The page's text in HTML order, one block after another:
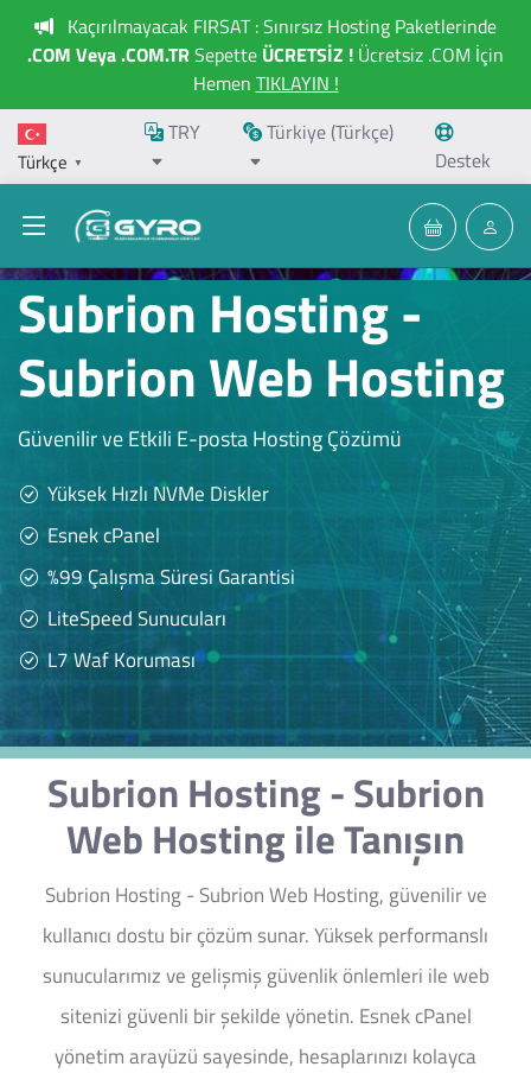
Kaçırılmayacak FIRSAT : Sınırsız Hosting Paketlerinde
.COM Veya .COM.TRSepette ÜCRETSİZ ! Ücretsiz .COM İçin
Hemen TIKLAYIN !
Türkçe ▼
TRY
Türkiye (Türkçe)
Destek
Subrion Hosting -
Subrion Web Hosting
Güvenilir ve Etkili E-posta Hosting Çözümü
Yüksek Hızlı NVMe Diskler
Esnek cPanel
%99 Çalışma Süresi Garantisi
LiteSpeed Sunucuları
L7 Waf Koruması
Subrion Hosting - Subrion
Web Hosting ile Tanışın
Subrion Hosting - Subrion Web Hosting, güvenilir ve
kullanıcı dostu bir çözüm sunar. Yüksek performanslı
sunucularımız ve gelişmiş güvenlik önlemleri ile web
sitenizi güvenli bir şekilde yönetin. Esnek cPanel
yönetim arayüzü sayesinde, hesaplarınızı kolayca